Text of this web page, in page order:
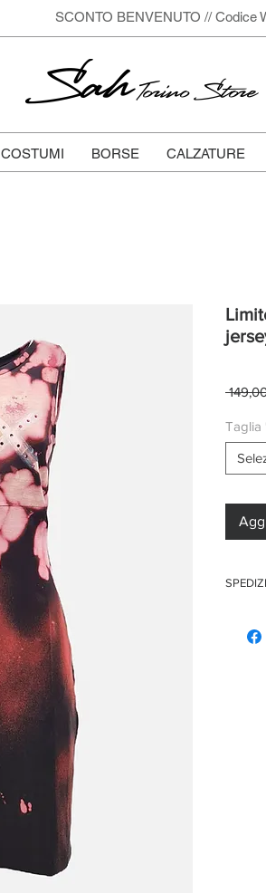
SCONTO BENVENUTO // Codice
SahTorino Store
COSTUMI BORSE CALZATURE
Taglia